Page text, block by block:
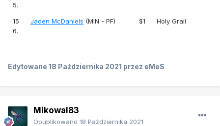
5.
15
6.
Jaden McDaniels (MIN - PF) $1 Holy Grail
Edytowane 18 Października 2021 przez eMeS
Mikowal83
Opublikowano 18 Października 2021